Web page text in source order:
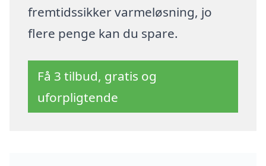
fremtidssikker varmeløsning, jo
flere penge kan du spare.
Få 3 tilbud, gratis og
uforpligtende